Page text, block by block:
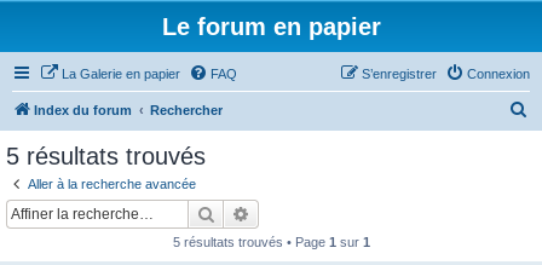
Le forum en papier
La Galerie en papier FAQ Connexion
S’enregistrer
Index du forum Rechercher
5 résultats trouvés
Aller à la recherche avancée
Rechercher
5 résultats trouvés • Page 1 sur 1